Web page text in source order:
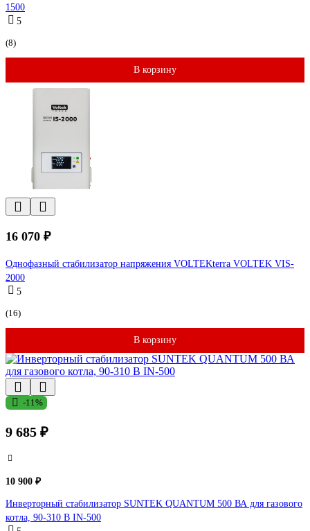
1500
5
(8)
В корзину
16 070 ₽
Однофазный стабилизатор напряжения VOLTEKterra VOLTEK VIS-
2000
5
(16)
В корзину
-11%
9 685 ₽
10 900 ₽
Инверторный стабилизатор SUNTEK QUANTUM 500 ВА для газового
котла, 90-310 В IN-500